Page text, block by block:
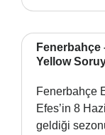
Fenerbahçe
Yellow
Fenerbahçe
Efes’in 8
geldiği